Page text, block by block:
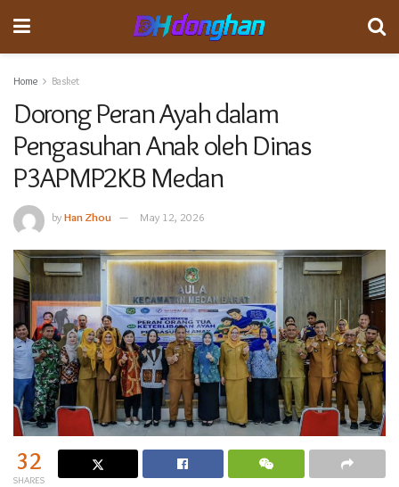
Home Basket
Dorong Peran Ayah dalam
Pengasuhan Anak oleh Dinas
P3APMP2KB Medan
byHan Zhou May 12, 2026
32
SHARES